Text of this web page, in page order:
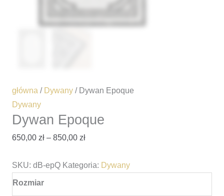
główna / Dywany/ Dywan Epoque
Dywany
Dywan Epoque
650,00 zł – 850,00 zł
SKU: dB-epQ Kategoria: Dywany
Rozmiar